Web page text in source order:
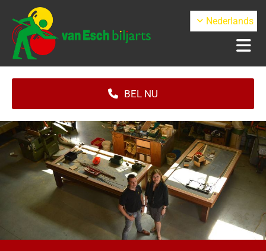
Nederlands
BEL NU